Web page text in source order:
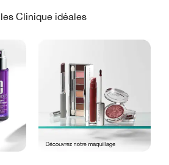
Clinique idéales